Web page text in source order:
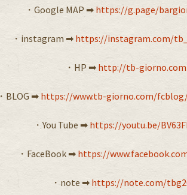
・Google MAP ➡︎ https://g.page/
・instagram ➡︎ https://instagram.com/
・HP ➡︎ http://tb-giorno.com
・BLOG ➡︎ https://www.tb-giorno.com/
・You Tube ➡︎ https://youtu.be/
・FaceBook ➡︎ https://
・note ➡︎ https://note.com/